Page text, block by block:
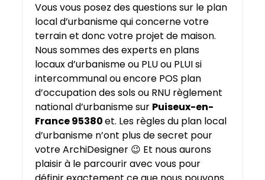
Vous vous posez des questions sur le plan
local d’urbanisme qui concerne votre
terrain et donc votre projet de maison.
Nous sommes des experts en plans
locaux d’urbanisme ou PLU ou PLUI si
intercommunal ou encore POS plan
d’occupation des sols ou RNU règlement
national d’urbanisme sur Puiseux-en-
France 95380et. Les règles du plan local
d’urbanisme n’ont plus de secret pour
votre ArchiDesigner 😉 Et nous aurons
plaisir à le parcourir avec vous pour